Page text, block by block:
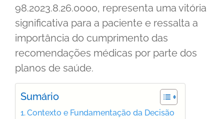
98.2023.8.26.0000, representa uma vitória
significativa para a paciente e ressalta a
importância do cumprimento das
recomendações médicas por parte dos
planos de saúde.
Sumário
Contexto e Fundamentação da Decisão